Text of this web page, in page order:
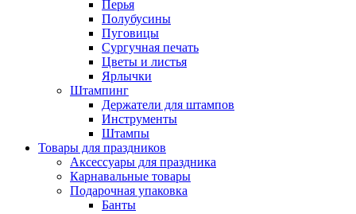
Перья
Полубусины
Пуговицы
Сургучная печать
Цветы и листья
Ярлычки
Штампинг
Держатели для штампов
Инструменты
Штампы
Товары для праздников
Аксессуары для праздника
Карнавальные товары
Подарочная упаковка
Банты